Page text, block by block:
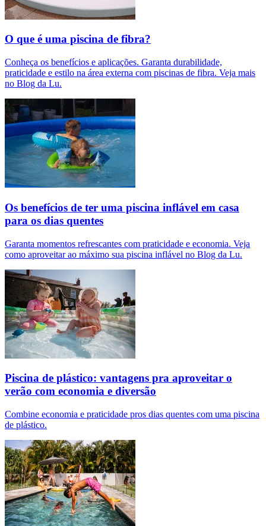
O que é uma piscina de fibra?
Conheça os benefícios e aplicações. Garanta durabilidade,
praticidade e estilo na área externa com piscinas de fibra. Veja mais
no Blog da Lu.
Os benefícios de ter uma piscina inflável em casa
para os dias quentes
Garanta momentos refrescantes com praticidade e economia. Veja
como aproveitar ao máximo sua piscina inflável no Blog da Lu.
Piscina de plástico: vantagens pra aproveitar o
verão com economia e diversão
Combine economia e praticidade pros dias quentes com uma piscina
de plástico.